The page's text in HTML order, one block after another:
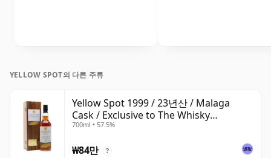
YELLOW SPOT의 다른 주류
Yellow Spot 1999 / 23년산 / Malaga
Cask / Exclusive to The Whisky
Exchange
700ml • 57.5%
₩84만 ?